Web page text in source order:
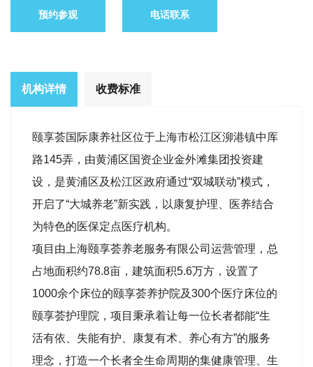
预约参观 电话联系
机构详情 收费标准
颐享荟国际康养社区位于上海市松江区泖港镇中厍
路145弄，由黄浦区国资企业金外滩集团投资建
设，是黄浦区及松江区政府通过“双城联动”模式，
开启了“大城养老”新实践，以康复护理、医养结合
为特色的医保定点医疗机构。
项目由上海颐享荟养老服务有限公司运营管理，总
占地面积约78.8亩，建筑面积5.6万方，设置了
1000余个床位的颐享荟养护院及300个医疗床位的
颐享荟护理院，项目秉承着让每一位长者都能“生
活有依、失能有护、康复有术、养心有方”的服务
理念，打造一个长者全生命周期的集健康管理、生